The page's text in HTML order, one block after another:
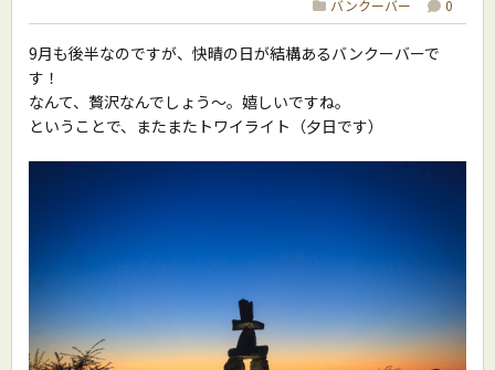
バンクーバー 0
9月も後半なのですが、快晴の日が結構あるバンクーバーで
す！
なんて、贅沢なんでしょう〜。嬉しいですね。
ということで、またまたトワイライト（夕日です）